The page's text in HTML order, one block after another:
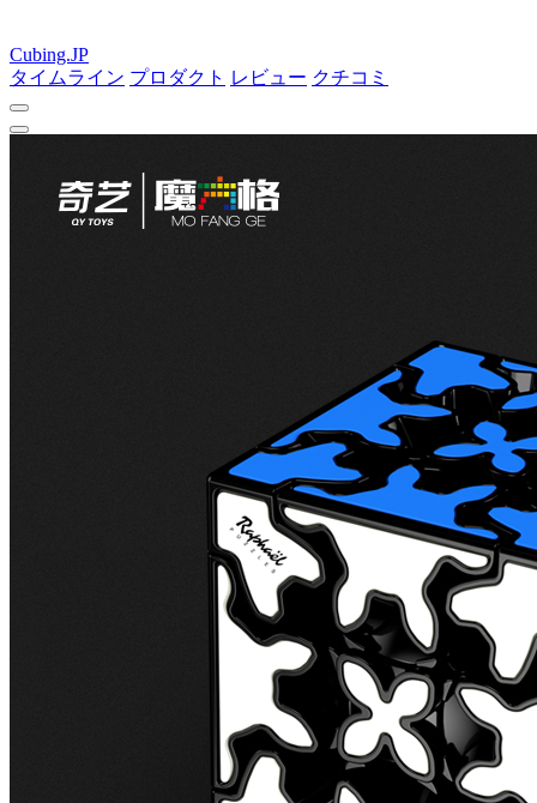
Cubing.JP
タイムライン プロダクト レビュー クチコミ